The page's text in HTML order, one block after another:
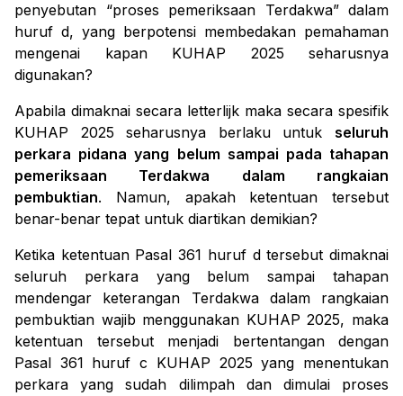
penyebutan “proses pemeriksaan Terdakwa” dalam
huruf d, yang berpotensi membedakan pemahaman
mengenai kapan KUHAP 2025 seharusnya
digunakan?
Apabila dimaknai secara letterlijk maka secara spesifik
KUHAP 2025 seharusnya berlaku untuk seluruh
perkara pidana yang belum sampai pada tahapan
pemeriksaan Terdakwa dalam rangkaian
pembuktian. Namun, apakah ketentuan tersebut
benar-benar tepat untuk diartikan demikian?
Ketika ketentuan Pasal 361 huruf d tersebut dimaknai
seluruh perkara yang belum sampai tahapan
mendengar keterangan Terdakwa dalam rangkaian
pembuktian wajib menggunakan KUHAP 2025, maka
ketentuan tersebut menjadi bertentangan dengan
Pasal 361 huruf c KUHAP 2025 yang menentukan
perkara yang sudah dilimpah dan dimulai proses